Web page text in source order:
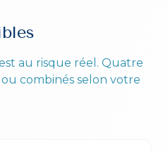
au risque réel. Quatre
combinés selon votre